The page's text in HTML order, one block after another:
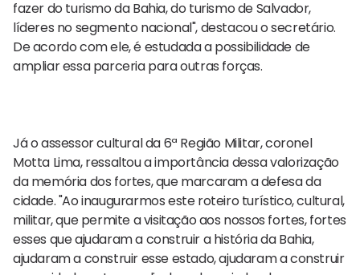
fazer do turismo da Bahia, do turismo de Salvador,
líderes no segmento nacional", destacou o secretário.
De acordo com ele, é estudada a possibilidade de
ampliar essa parceria para outras forças.
Já o assessor cultural da 6ª Região Militar, coronel
Motta Lima, ressaltou a importância dessa valorização
da memória dos fortes, que marcaram a defesa da
cidade. "Ao inaugurarmos este roteiro turístico, cultural,
militar, que permite a visitação aos nossos fortes, fortes
esses que ajudaram a construir a história da Bahia,
ajudaram a construir esse estado, ajudaram a construir